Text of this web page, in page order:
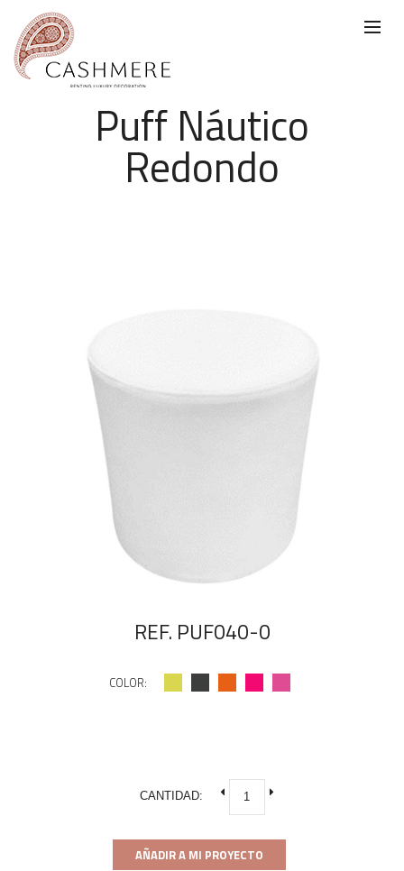
Puff Náutico
Redondo
REF. PUF040-0
COLOR:
CANTIDAD:
AÑADIR A MI PROYECTO